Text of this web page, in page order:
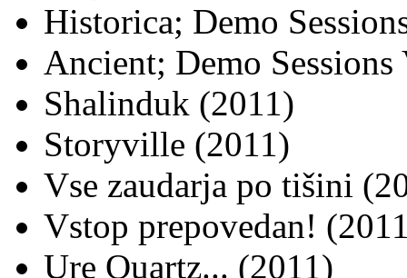
Historica; Demo
Ancient; Demo
Shalinduk (2011)
Storyville (2011)
Vse zaudarja po tišini
Vstop prepovedan!
Ure Quartz... (2011)